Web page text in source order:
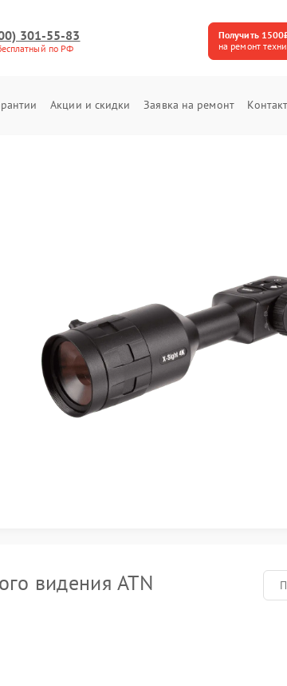
301-55-83
по РФ
Получить
на ремонт
Акции и скидки Заявка на ремонт
видения ATN